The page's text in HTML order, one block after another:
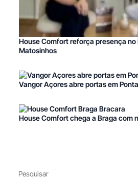
House Comfort reforça presença
Matosinhos
Vangor Açores abre portas em
House Comfort chega a Braga com